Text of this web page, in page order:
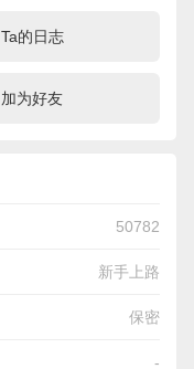
Ta的日志
加为好友
50782
新手上路
保密
-